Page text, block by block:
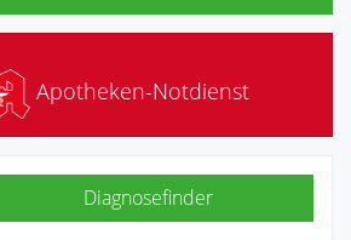
Apotheken-Notdienst
Diagnosefinder